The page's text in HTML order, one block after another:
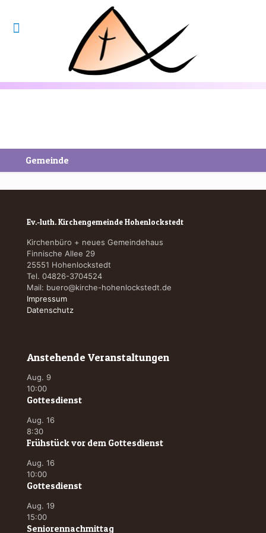
Gemeinde
Ev.-luth. Kirchengemeinde Hohenlockstedt
Kirchenbüro + neues Gemeindehaus
Finnische Allee 29
25551 Hohenlockstedt
Tel. 04826-3704524
Mail: buero@kirche-hohenlockstedt.de
Impressum
Datenschutz
Anstehende Veranstaltungen
Aug. 9
10:00
Gottesdienst
Aug. 16
8:30
Frühstück vor dem Gottesdienst
Aug. 16
10:00
Gottesdienst
Aug. 19
15:00
Seniorennachmittag